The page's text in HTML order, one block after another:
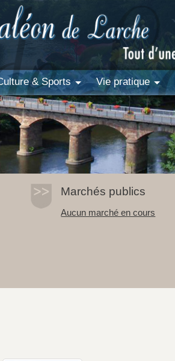
& Sports Vie pratique
Marchés publics
Aucun marché en cours